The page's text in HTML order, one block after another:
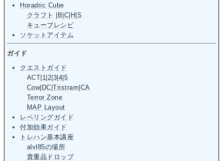
Horadric Cube
クラフト
B C H S
キューブレシピ
ソケットアイテム
ガイド
クエストガイド
ACT|1 |2|3|4|5
Cow|DC|Tristram|CA
Terror Zone
MAP Layout
レベリングガイド
付加効果ガイド
トレハン基本講座
alvl85の場所
貴重品ドロップ